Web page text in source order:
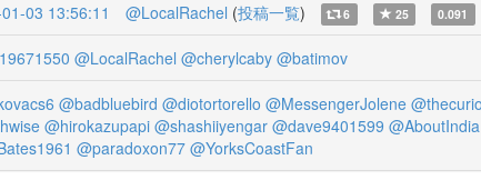
03 13:56:11 @LocalRachel (投稿一覧) 6 25 0.091
@LocalRachel @cherylcaby @batimov
@badbluebird @diotortorello @MessengerJolene
@hirokazupapi @shashiiyengar @dave9401599 @AboutIndia
@paradoxon77 @YorksCoastFan